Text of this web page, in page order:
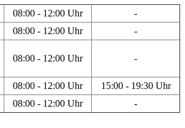
08:00 - 12:00 Uhr
-
08:00 - 12:00 Uhr -
08:00 - 12:00 Uhr -
08:00 - 12:00 Uhr
15:00 - 19:30 Uhr
08:00 - 12:00 Uhr -